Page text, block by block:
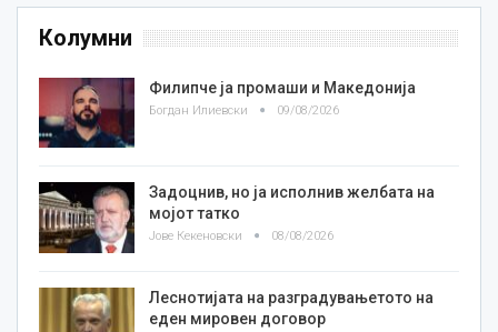
Колумни
Филипче ја промаши и Македонија
Богдан Илиевски 09/08/2026
Задоцнив, но ја исполнив желбата на
мојот татко
Јове Кекеновски 08/08/2026
Леснотијата на разградувањетото на
еден мировен договор